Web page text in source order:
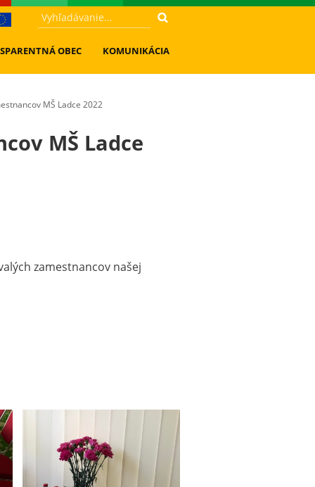
OBEC KOMUNIKÁCIA
MŠ Ladce 2022
MŠ Ladce
zamestnancov našej